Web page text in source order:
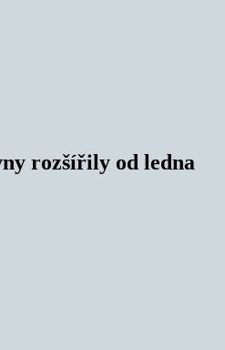
rozšířily od ledna